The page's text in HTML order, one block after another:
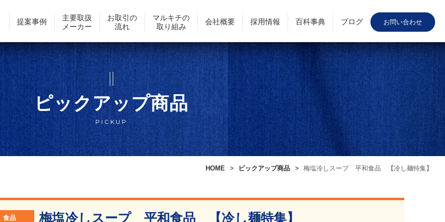
提案事例
主要取扱
メーカー
お取引の
流れ
マルキチの
取り組み
会社概要 採用情報 百科事典 ブログ お問い合わせ
ピックアップ商品
PICKUP
HOME ピックアップ商品 梅塩冷しスープ 平和食品 【冷し麺特集】
食品 梅塩冷しスープ 平和食品 【冷し麺特集】